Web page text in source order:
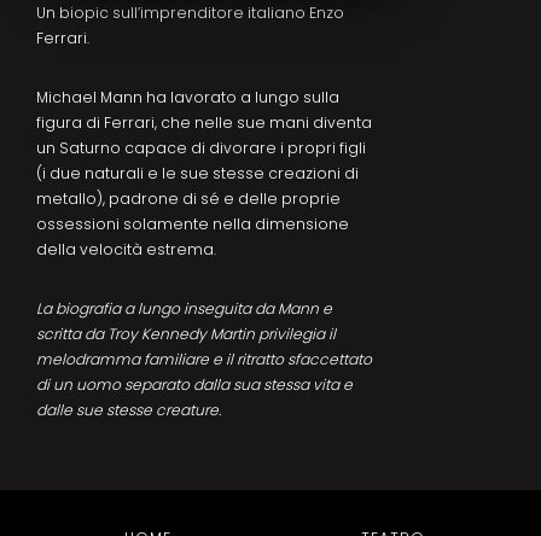
Un biopic sull’imprenditore italiano Enzo
Ferrari.
Michael Mann ha lavorato a lungo sulla
figura di Ferrari, che nelle sue mani diventa
un Saturno capace di divorare i propri figli
(i due naturali e le sue stesse creazioni di
metallo), padrone di sé e delle proprie
ossessioni solamente nella dimensione
della velocità estrema.
La biografia a lungo inseguita da Mann e
scritta da Troy Kennedy Martin privilegia il
melodramma familiare e il ritratto sfaccettato
di un uomo separato dalla sua stessa vita e
dalle sue stesse creature.